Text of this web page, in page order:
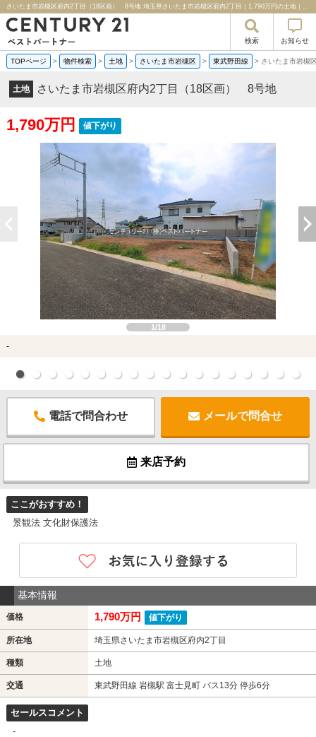
さいたま市岩槻区府内2丁目（18区画） 8号地 埼玉県さいたま市岩槻区府内2丁目｜1,790万円の土地｜売地や分譲地情報｜センチュリー２１ベストパートナー
検索 お知らせ
TOPページ > 物件検索 > 土地 > さいたま市岩槻区 > 東武野田線 > さいたま市岩槻
土地 さいたま市岩槻区府内2丁目（18区画） 8号地
1,790万円 値下がり
1/18
-
電話で問合わせ メールで問合せ
来店予約
ここがおすすめ！
景観法 文化財保護法
基本情報
価格 1,790万円 値下がり
所在地 埼玉県さいたま市岩槻区府内2丁目
種類 土地
交通 東武野田線 岩槻駅 富士見町 バス13分 停歩6分
セールスコメント
-